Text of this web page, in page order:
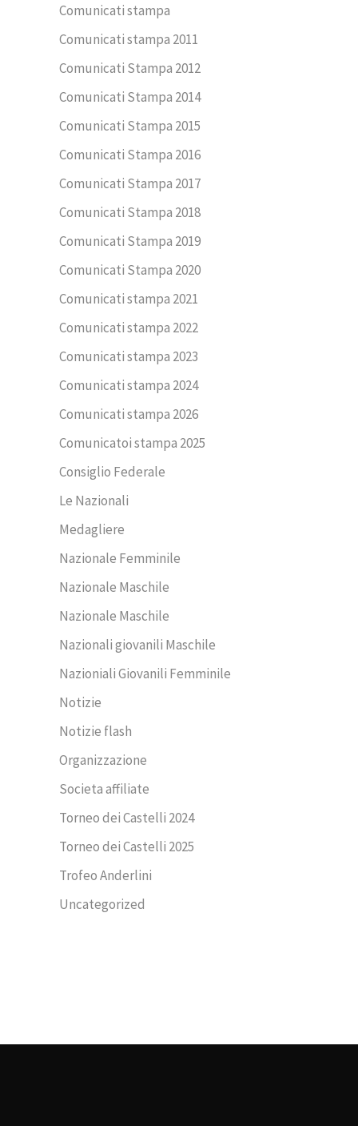
Comunicati stampa
Comunicati stampa 2011
Comunicati Stampa 2012
Comunicati Stampa 2014
Comunicati Stampa 2015
Comunicati Stampa 2016
Comunicati Stampa 2017
Comunicati Stampa 2018
Comunicati Stampa 2019
Comunicati Stampa 2020
Comunicati stampa 2021
Comunicati stampa 2022
Comunicati stampa 2023
Comunicati stampa 2024
Comunicati stampa 2026
Comunicatoi stampa 2025
Consiglio Federale
Le Nazionali
Medagliere
Nazionale Femminile
Nazionale Maschile
Nazionale Maschile
Nazionali giovanili Maschile
Nazioniali Giovanili Femminile
Notizie
Notizie flash
Organizzazione
Societa affiliate
Torneo dei Castelli 2024
Torneo dei Castelli 2025
Trofeo Anderlini
Uncategorized